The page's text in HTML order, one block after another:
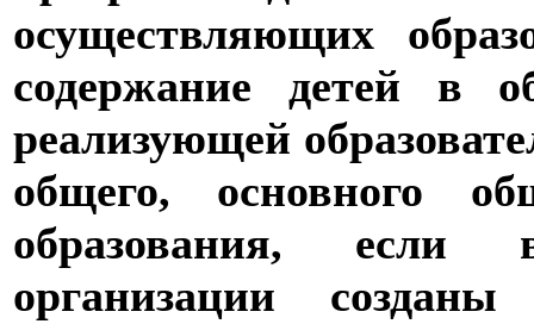
осуществляющих
содержание детей в
реализующей
общего, основного
образования, если
организации